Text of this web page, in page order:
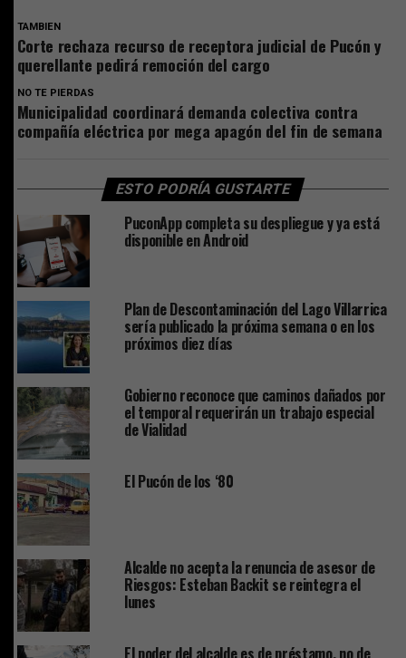
TAMBIEN
Corte rechaza recurso de receptora judicial de Pucón y
querellante pedirá remoción del cargo
NO TE PIERDAS
Municipalidad coordinará demanda colectiva contra
compañía eléctrica por mega apagón del fin de semana
ESTO PODRÍA GUSTARTE
PuconApp completa su despliegue y ya está
disponible en Android
Plan de Descontaminación del Lago Villarrica
sería publicado la próxima semana o en los
próximos diez días
Gobierno reconoce que caminos dañados por
el temporal requerirán un trabajo especial
de Vialidad
El Pucón de los ‘80
Alcalde no acepta la renuncia de asesor de
Riesgos: Esteban Backit se reintegra el
lunes
El poder del alcalde es de préstamo, no de